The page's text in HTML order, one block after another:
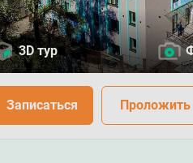
3D тур
Записаться